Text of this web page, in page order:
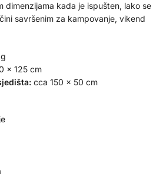
dimenzijama kada je ispušten, lako se
savršenim za kampovanje, vikend
x 125 cm
cca 150 x 50 cm